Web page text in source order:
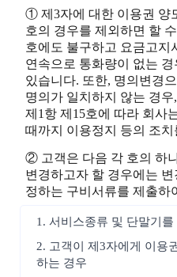
① 제3자에 대한 이용권 양
호의 경우를 제외하면 할
호에도 불구하고 요금고지
연속으로 통화량이 없는
있습니다. 또한, 명의변경
명의가 일치하지 않는 경우
제1항 제15호에 따라 회사
때까지 이용정지 등의 조
② 고객은 다음 각 호의 하
변경하고자 할 경우에는
정하는 구비서류를 제출하
1. 서비스종류 및 단말기
2. 고객이 제3자에게 이용
하는 경우